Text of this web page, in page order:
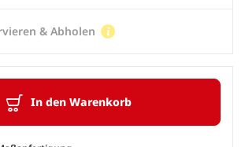
In den Warenkorb
& Abholen